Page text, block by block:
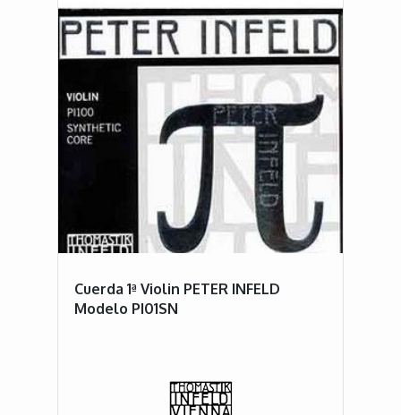
Cuerda 1ª Violin PETER INFELD
Modelo PI01SN